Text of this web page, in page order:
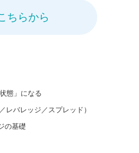
ちらから
態」になる
レバレッジ／スプレッド）
基礎